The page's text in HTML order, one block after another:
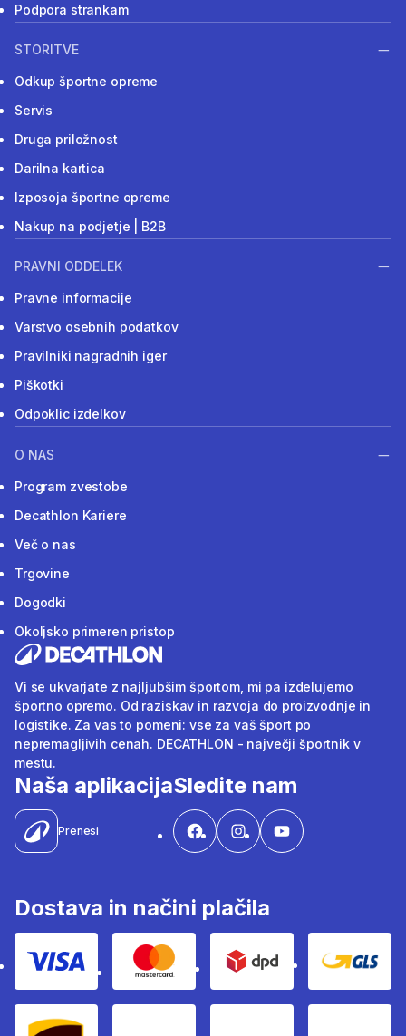
Podpora strankam
STORITVE
Odkup športne opreme
Servis
Druga priložnost
Darilna kartica
Izposoja športne opreme
Nakup na podjetje | B2B
PRAVNI ODDELEK
Pravne informacije
Varstvo osebnih podatkov
Pravilniki nagradnih iger
Piškotki
Odpoklic izdelkov
O NAS
Program zvestobe
Decathlon Kariere
Več o nas
Trgovine
Dogodki
Okoljsko primeren pristop
Vi se ukvarjate z najljubšim športom, mi pa izdelujemo
športno opremo. Od raziskav in razvoja do proizvodnje in
logistike. Za vas to pomeni: vse za vaš šport po
nepremagljivih cenah. DECATHLON - največji športnik v
mestu.
Naša aplikacija
Prenesi
Sledite nam
Dostava in načini plačila
Visa Mastercard Dpd Gls